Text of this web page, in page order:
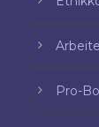
Pro-